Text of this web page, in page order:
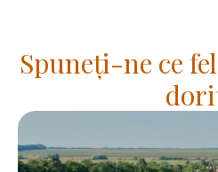
Spuneți-ne ce